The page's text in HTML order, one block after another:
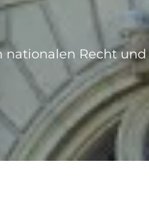
Recht